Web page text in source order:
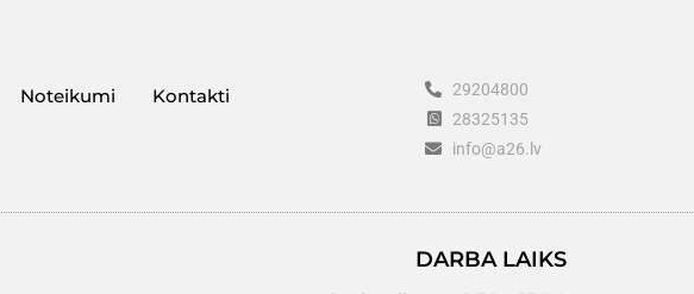
Noteikumi Kontakti
29204800
28325135
info@a26.lv
DARBA LAIKS